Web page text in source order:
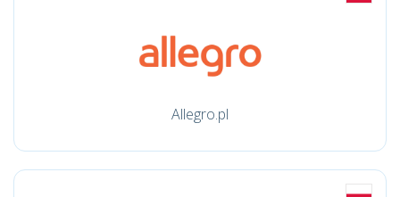
Allegro.pl